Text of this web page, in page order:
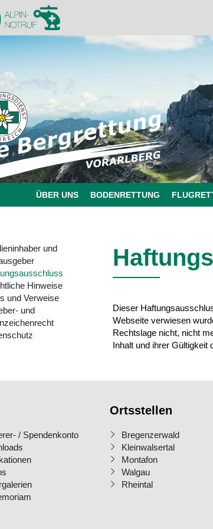
ÜBER UNS BODENRETTUNG
und
Hinweise
und Verweise
und
Dieser
Webseite verwiesen
Rechtslage nicht, nicht
Inhalt und ihrer Gültigkeit
/ Spendenkonto
Ortsstellen
Bregenzerwald
Kleinwalsertal
Montafon
Walgau
Rheintal